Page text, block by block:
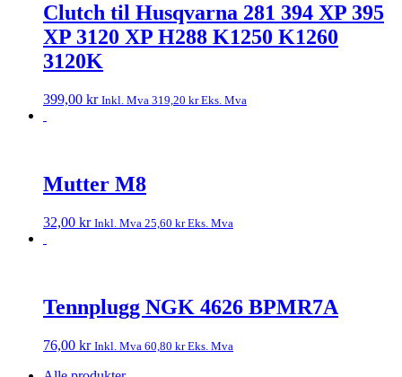
Clutch til Husqvarna 281 394 XP 395
XP 3120 XP H288 K1250 K1260
3120K
399,00 kr Inkl. Mva 319,20 krEks. Mva
Mutter M8
32,00 kr Inkl. Mva 25,60 krEks. Mva
Tennplugg NGK 4626 BPMR7A
76,00 kr Inkl. Mva 60,80 krEks. Mva